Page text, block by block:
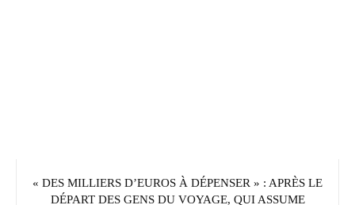
« DES MILLIERS D’EUROS À DÉPENSER » : APRÈS LE
DÉPART DES GENS DU VOYAGE, QUI ASSUME